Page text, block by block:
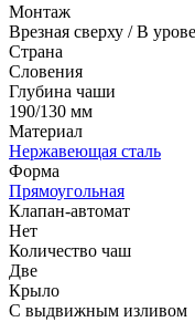
Монтаж
Врезная сверху / В
Страна
Словения
Глубина чаши
190/130 мм
Материал
Нержавеющая сталь
Форма
Прямоугольная
Клапан-автомат
Нет
Количество чаш
Две
Крыло
С выдвижным изливом